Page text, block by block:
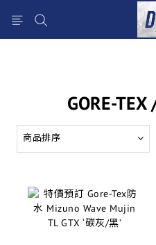
GORE-
商品排序